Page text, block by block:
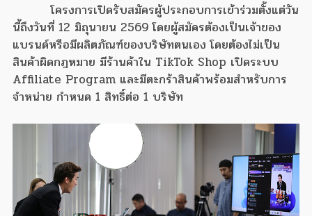
โครงการเปิดรับสมัครผู้ประกอบการเข้าร่วมตั้งแต่วัน
นี้ถึงวันที่ 12 มิถุนายน 2569 โดยผู้สมัครต้องเป็นเจ้าของ
แบรนด์หรือมีผลิตภัณฑ์ของบริษัทตนเอง โดยต้องไม่เป็น
สินค้าผิดกฎหมาย มีร้านค้าใน TikTok Shop เปิดระบบ
Affiliate Program และมีตะกร้าสินค้าพร้อมสำหรับการ
จำหน่าย กำหนด 1 สิทธิ์ต่อ 1 บริษัท